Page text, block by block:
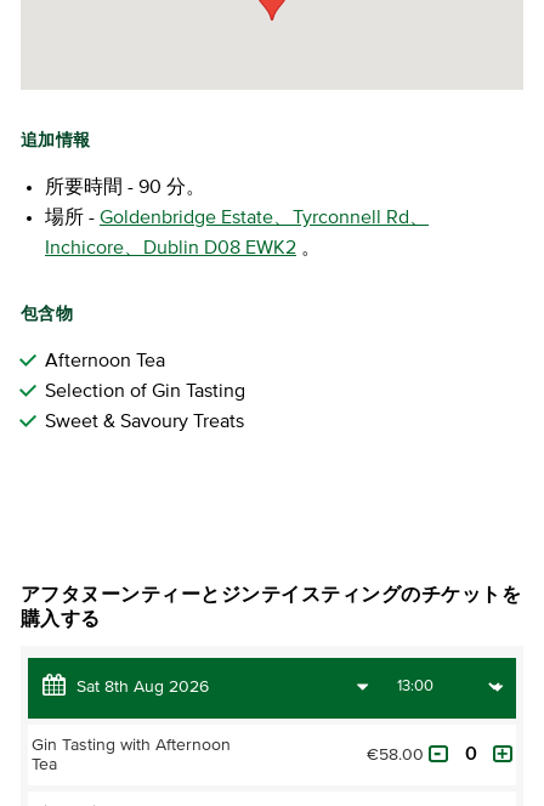
追加情報
所要時間 - 90 分。
場所 - Goldenbridge Estate、Tyrconnell Rd、
Inchicore、Dublin D08 EWK2 。
包含物
Afternoon Tea
Selection of Gin Tasting
Sweet & Savoury Treats
アフタヌーンティーとジンテイスティングのチケットを
購入する
Gin Tasting with Afternoon
Tea
€58.00